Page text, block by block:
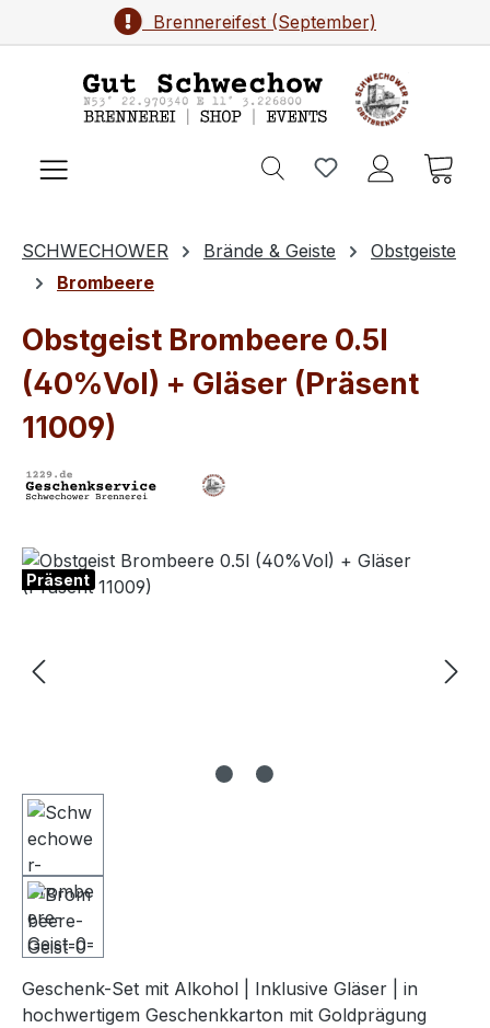
Zum Hauptinhalt springenBrennereifest (September)
SCHWECHOWER Brände & Geiste
Obstgeiste
Brombeere
Obstgeist Brombeere 0.5l
(40%Vol) + Gläser (Präsent
11009)
Bildergalerie überspringen
Präsent
Geschenk-Set mit Alkohol | Inklusive Gläser | in
hochwertigem Geschenkkarton mit Goldprägung